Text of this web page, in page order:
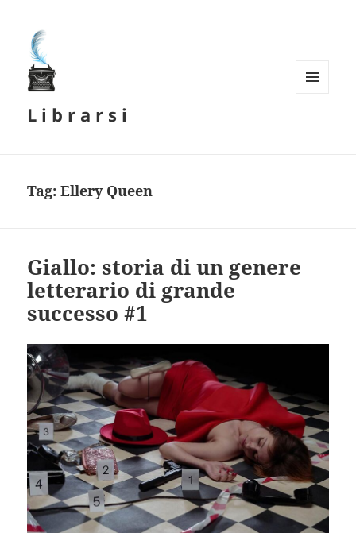
L i b r a r s i
Tag:Ellery Queen
Giallo: storia di un genere
letterario di grande
successo #1